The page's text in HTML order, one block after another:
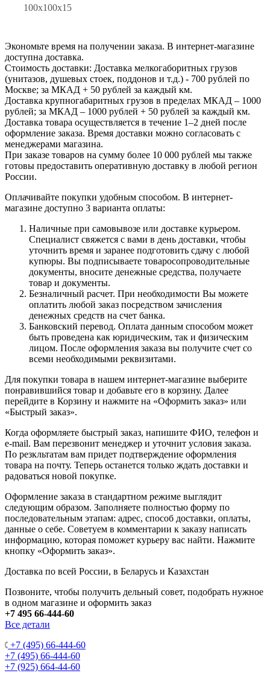
100x100x15
Экономьте время на получении заказа. В интернет-магазине
доступна доставка.
Стоимость доставки: Доставка мелкогаборитных грузов
(унитазов, душевых стоек, поддонов и т.д.) - 700 рублей по
Москве; за МКАД + 50 рублей за каждый км.
Доставка крупногабаритных грузов в пределах МКАД – 1000
рублей; за МКАД – 1000 рублей + 50 рублей за каждый км.
Доставка товара осуществляется в течение 1–2 дней после
оформление заказа. Время доставки можно согласовать с
менеджерами магазина.
При заказе товаров на сумму более 10 000 рублей мы также
готовы предоставить оперативную доставку в любой регион
России.
Оплачивайте покупки удобным способом. В интернет-
магазине доступно 3 варианта оплаты:
Наличные при самовывозе или доставке курьером.
Специалист свяжется с вами в день доставки, чтобы
уточнить время и заранее подготовить сдачу с любой
купюры. Вы подписываете товаросопроводительные
документы, вносите денежные средства, получаете
товар и документы.
Безналичный расчет. При необходимости Вы можете
оплатить любой заказ посредством зачисления
денежных средств на счет банка.
Банковский перевод. Оплата данным способом может
быть проведена как юридическим, так и физическим
лицом. После оформления заказа вы получите счет со
всеми необходимыми реквизитами.
Для покупки товара в нашем интернет-магазине выберите
понравившийся товар и добавьте его в корзину. Далее
перейдите в Корзину и нажмите на «Оформить заказ» или
«Быстрый заказ».
Когда оформляете быстрый заказ, напишите ФИО, телефон и
e-mail. Вам перезвонит менеджер и уточнит условия заказа.
По резкльтатам вам придет подтверждение оформления
товара на почту. Теперь останется только ждать доставки и
радоваться новой покупке.
Оформление заказа в стандартном режиме выглядит
следующим образом. Заполняете полностью форму по
последовательным этапам: адрес, способ доставки, оплаты,
данные о себе. Советуем в комментарии к заказу написать
информацию, которая поможет курьеру вас найти. Нажмите
кнопку «Оформить заказ».
Доставка по всей России, в Беларусь и Казахстан
Позвоните, чтобы получить дельный совет, подобрать нужное
в одном магазине и оформить заказ
+7 495 66-444-60
Все детали
+7 (495) 66-444-60
+7 (495) 66-444-60
+7 (925) 664-44-60